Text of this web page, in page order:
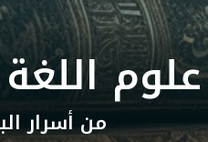
علوم
من أسرار